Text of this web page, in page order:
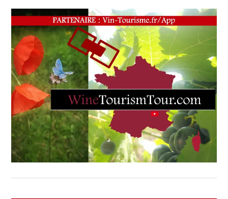
CHEF,
ŒNOLOGUE,
SOMMELIER
VIGNOBLES
WINE
TASTING
VOUCHER,
WINE
TOURISM
FAME,
WINE
TOURISM
TOUR,
WINETASTINGVOUCHER.COM